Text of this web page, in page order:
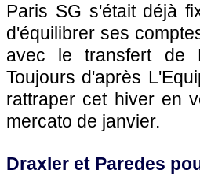
Paris SG s'était déjà
d'équilibrer ses
avec le transfert de
Toujours d'après
rattraper cet hiver en
mercato de janvier.
Draxler et Paredes